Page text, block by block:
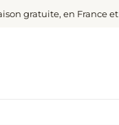
gratuite, en France